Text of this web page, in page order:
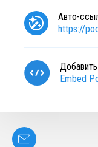
Авто-
https://
Embed